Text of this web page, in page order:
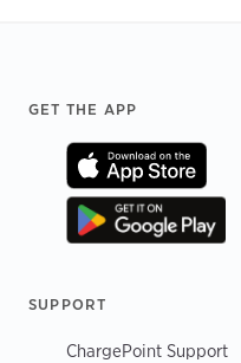
Footer
GET THE APP
SUPPORT
ChargePoint Support